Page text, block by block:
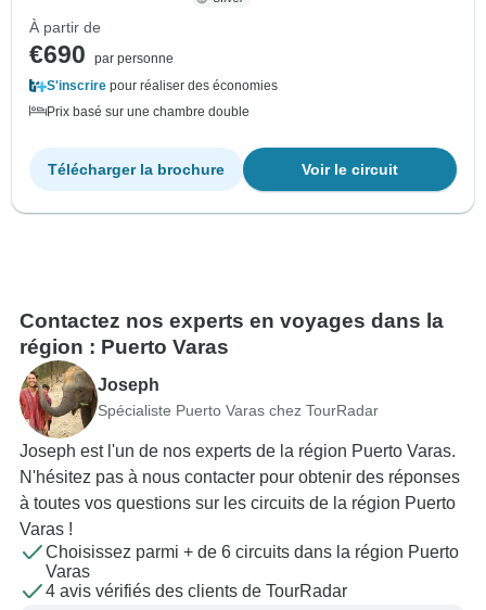
À partir de
€690
par personne
S'inscrire pour réaliser des économies
Prix basé sur une chambre double
Voir le circuit
Télécharger la brochure
Contactez nos experts en voyages dans la
région : Puerto Varas
Joseph
Spécialiste Puerto Varas chez TourRadar
Joseph est l'un de nos experts de la région Puerto Varas.
N'hésitez pas à nous contacter pour obtenir des réponses
à toutes vos questions sur les circuits de la région Puerto
Varas !
Choisissez parmi + de 6 circuits dans la région Puerto
Varas
4 avis vérifiés des clients de TourRadar